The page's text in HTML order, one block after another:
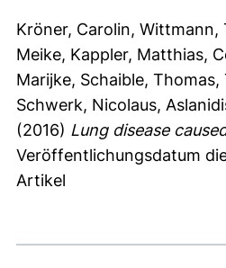
Kröner, Carolin, Wittmann,
Meike, Kappler, Matthias,
Marijke, Schaible, Thomas,
Schwerk, Nicolaus,
(2016) Lung disease
Veröffentlichungsdatum
Artikel